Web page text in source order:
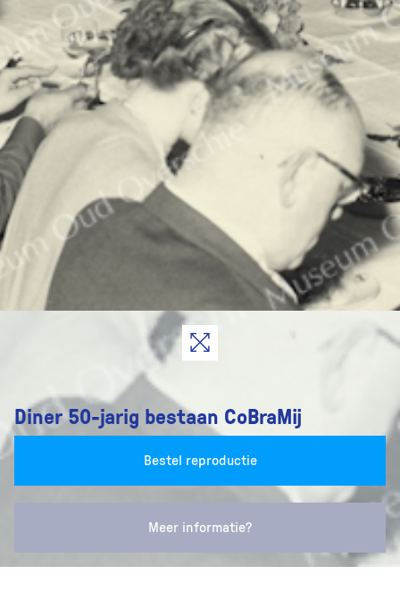
Diner 50-jarig bestaan CoBraMij
Bestel reproductie
Meer informatie?